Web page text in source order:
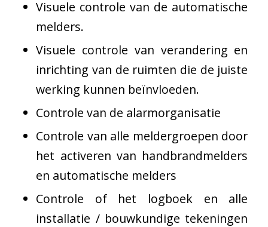
Visuele controle van de automatische
melders.
Visuele controle van verandering en
inrichting van de ruimten die de juiste
werking kunnen beïnvloeden.
Controle van de alarmorganisatie
Controle van alle meldergroepen door
het activeren van handbrandmelders
en automatische melders
Controle of het logboek en alle
installatie / bouwkundige tekeningen